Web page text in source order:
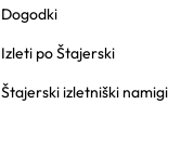
Dogodki
Izleti po Štajerski
Štajerski izletniški namigi